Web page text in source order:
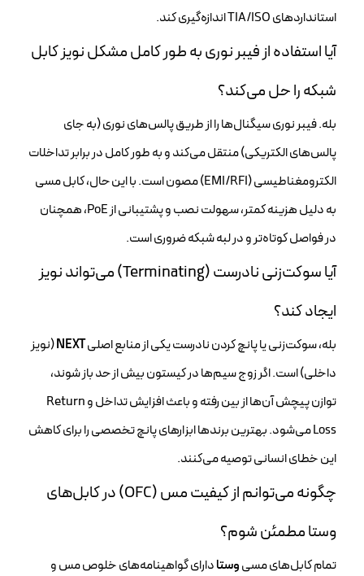
استانداردهای TIA/ISO اندازه‌گیری کند.
آیا استفاده از فیبر نوری به طور کامل مشکل نویز کابل
شبکه را حل می‌کند؟
بله. فیبر نوری سیگنال‌ها را از طریق پالس‌های نوری (به جای
پالس‌های الکتریکی) منتقل می‌کند و به طور کامل در برابر تداخلات
الکترومغناطیسی (EMI/RFI) مصون است. با این حال، کابل مسی
به دلیل هزینه کمتر، سهولت نصب و پشتیبانی از PoE، همچنان
در فواصل کوتاه‌تر و در لبه شبکه ضروری است.
آیا سوکت‌زنی نادرست (Terminating) می‌تواند نویز
ایجاد کند؟
بله، سوکت‌زنی یا پانچ کردن نادرست یکی از منابع اصلیNEXT(نویز
داخلی) است. اگر زوج سیم‌ها در کیستون بیش از حد باز شوند،
توازن پیچش آن‌ها از بین رفته و باعث افزایش تداخل و Return
Loss می‌شود. بهترین برندها ابزارهای پانچ تخصصی را برای کاهش
این خطای انسانی توصیه می‌کنند.
چگونه می‌توانم از کیفیت مس (OFC) در کابل‌های
وستا مطمئن شوم؟
تمام کابل‌های مسیوستادارای گواهینامه‌های خلوص مس و